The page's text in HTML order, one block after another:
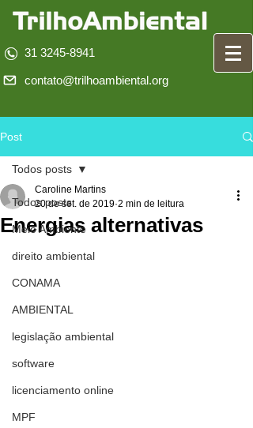
31 3245-8941
contato@trilhoambiental.org
Post
Todos posts
Meio Ambiente
direito ambiental
CONAMA
AMBIENTAL
legislação ambiental
software
licenciamento online
MPF
Todos posts
Energias alternativas
Caroline Martins
20 de set. de 2019 2 min de leitura